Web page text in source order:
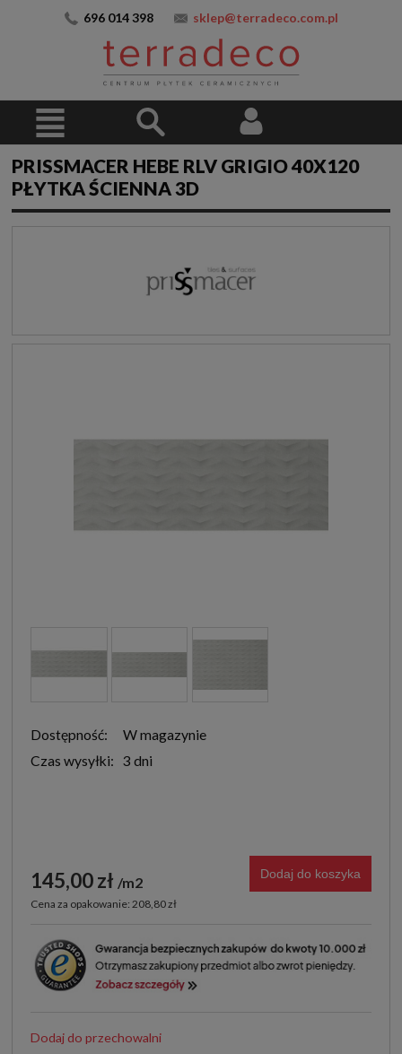
696 014 398 sklep@terradeco.com.pl
PRISSMACER HEBE RLV GRIGIO 40X120
PŁYTKA ŚCIENNA 3D
Dostępność:
W magazynie
Czas wysyłki: 3 dni
145,00 zł m2
Cena za opakowanie: 208,80 zł
Dodaj do koszyka
Dodaj do przechowalni